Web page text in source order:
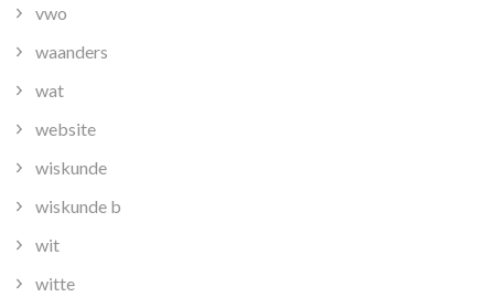
vwo
waanders
wat
website
wiskunde
wiskunde b
wit
witte